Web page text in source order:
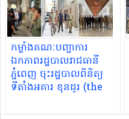
កម្លាំងគណៈបញ្ជាការ
ឯកភាពរដ្ឋបាលរាជធានី
ភ្នំពេញ ចុះរដ្ឋបាលពិនិត្យ
ទីតាំងអគារ ខុនដូរ (the